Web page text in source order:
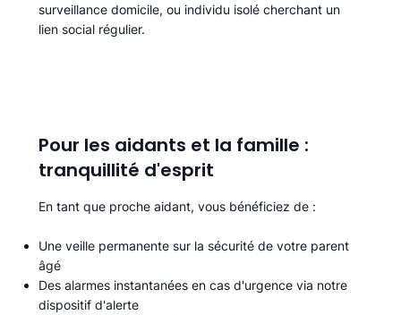
surveillance domicile, ou individu isolé cherchant un
lien social régulier.
Pour les aidants et la famille :
tranquillité d'esprit
En tant que proche aidant, vous bénéficiez de :
Une veille permanente sur la sécurité de votre parent
âgé
Des alarmes instantanées en cas d'urgence via notre
dispositif d'alerte